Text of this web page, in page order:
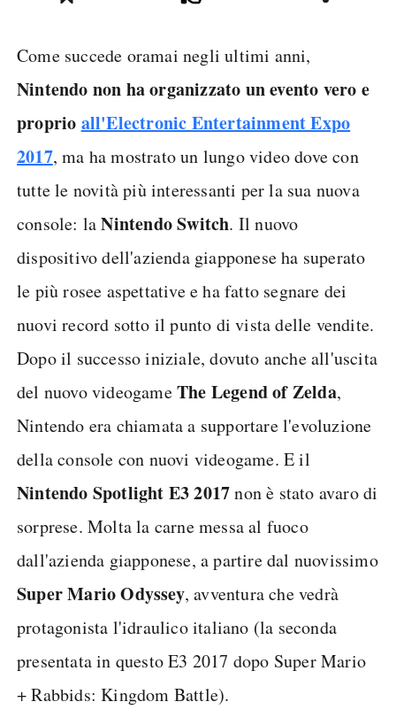
Come succede oramai negli ultimi anni,
Nintendo non ha organizzato un evento vero e
proprio all'Electronic Entertainment Expo
2017, ma ha mostrato un lungo video dove con
tutte le novità più interessanti per la sua nuova
console: laNintendo Switch. Il nuovo
dispositivo dell'azienda giapponese ha superato
le più rosee aspettative e ha fatto segnare dei
nuovi record sotto il punto di vista delle vendite.
Dopo il successo iniziale, dovuto anche all'uscita
del nuovo videogameThe Legend of Zelda,
Nintendo era chiamata a supportare l'evoluzione
della console con nuovi videogame. E il
Nintendo Spotlight E3 2017non è stato avaro di
sorprese. Molta la carne messa al fuoco
dall'azienda giapponese, a partire dal nuovissimo
Super Mario Odyssey, avventura che vedrà
protagonista l'idraulico italiano (la seconda
presentata in questo E3 2017 dopo Super Mario
+ Rabbids: Kingdom Battle).